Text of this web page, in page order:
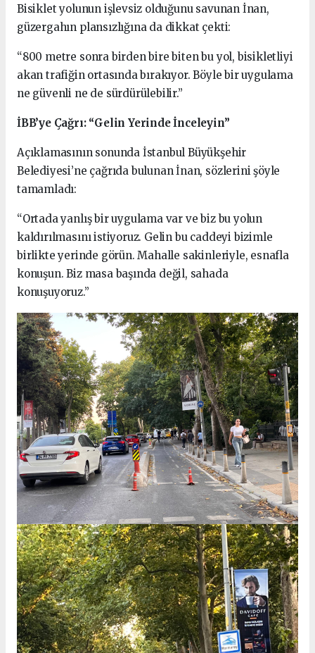
Bisiklet yolunun işlevsiz olduğunu savunan İnan,
güzergahın plansızlığına da dikkat çekti:
“800 metre sonra birden bire biten bu yol, bisikletliyi
akan trafiğin ortasında bırakıyor. Böyle bir uygulama
ne güvenli ne de sürdürülebilir.”
İBB’ye Çağrı: “Gelin Yerinde İnceleyin”
Açıklamasının sonunda İstanbul Büyükşehir
Belediyesi’ne çağrıda bulunan İnan, sözlerini şöyle
tamamladı:
“Ortada yanlış bir uygulama var ve biz bu yolun
kaldırılmasını istiyoruz. Gelin bu caddeyi bizimle
birlikte yerinde görün. Mahalle sakinleriyle, esnafla
konuşun. Biz masa başında değil, sahada
konuşuyoruz.”